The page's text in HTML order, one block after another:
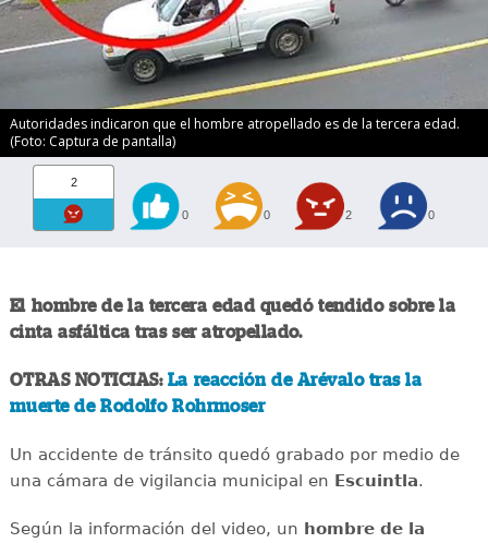
Autoridades indicaron que el hombre atropellado es de la tercera edad.
(Foto: Captura de pantalla)
2
0 0 2 0
El hombre de la tercera edad quedó tendido sobre la
cinta asfáltica tras ser atropellado.
OTRAS NOTICIAS: La reacción de Arévalo tras la
muerte de Rodolfo Rohrmoser
Un accidente de tránsito quedó grabado por medio de
una cámara de vigilancia municipal en Escuintla.
Según la información del video, un hombre de la